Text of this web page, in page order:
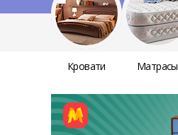
Кровати Матрасы